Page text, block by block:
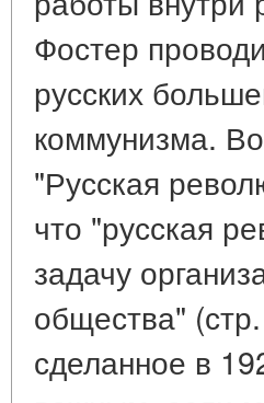
Фостер
русских
коммунизма.
"Русская
что "русская
задачу
общества"
сделанное в